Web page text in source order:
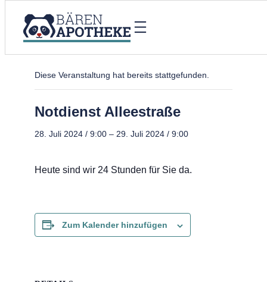
« Alle Veranstaltungen
Diese Veranstaltung hat bereits stattgefunden.
Notdienst Alleestraße
28. Juli 2024 / 9:00 – 29. Juli 2024 / 9:00
Heute sind wir 24 Stunden für Sie da.
Zum Kalender hinzufügen